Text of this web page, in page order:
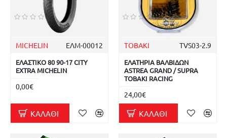
MICHELIN ΕΛΜ-00012
ΕΛΑΣΤΙΚΟ 80 90-17 CITY
EXTRA MICHELIN
0,00€
ΚΑΛΆΘΙ
TOBAKI TVS03-2.9
ΕΛΑΤΗΡΙΑ ΒΑΛΒΙΔΩΝ
ASTREA GRAND / SUPRA
TOBAKI RACING
24,00€
ΚΑΛΆΘΙ